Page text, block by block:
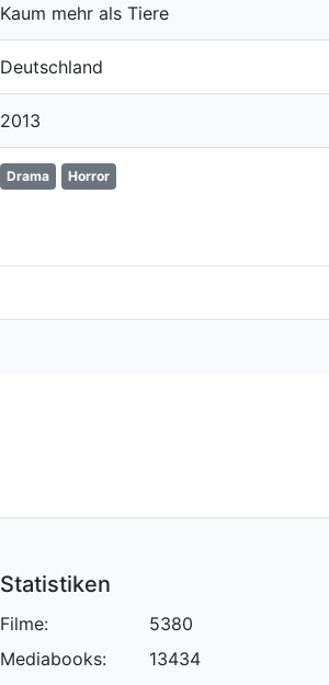
Kaum mehr als Tiere
Deutschland
2013
Drama Horror
Statistiken
Filme:
Mediabooks:
5380
13434